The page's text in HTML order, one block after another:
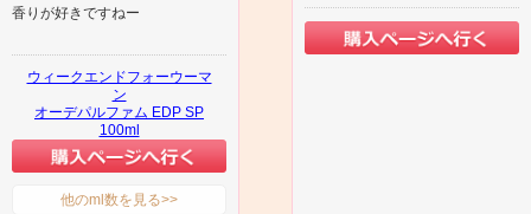
香りが好きですねー
ウィークエンドフォーウーマ
ン
オーデパルファム EDP SP
100ml
他のml数を見る>>